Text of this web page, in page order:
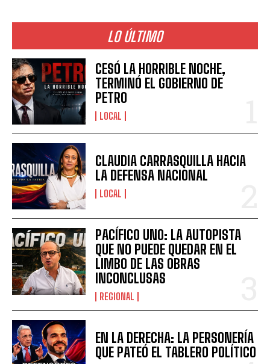
LO ÚLTIMO
CESÓ LA HORRIBLE NOCHE,
TERMINÓ EL GOBIERNO DE
PETRO
LOCAL
CLAUDIA CARRASQUILLA HACIA
LA DEFENSA NACIONAL
LOCAL
PACÍFICO UNO: LA AUTOPISTA
QUE NO PUEDE QUEDAR EN EL
LIMBO DE LAS OBRAS
INCONCLUSAS
REGIONAL
EN LA DERECHA: LA PERSONERÍA
QUE PATEÓ EL TABLERO POLÍTICO